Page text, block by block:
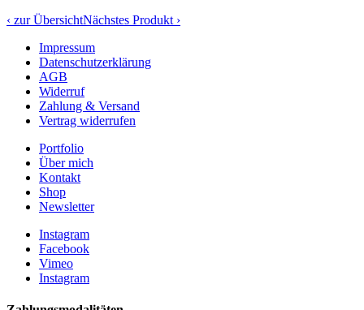
‹ zur ÜbersichtNächstes Produkt ›
Impressum
Datenschutzerklärung
AGB
Widerruf
Zahlung & Versand
Vertrag widerrufen
Portfolio
Über mich
Kontakt
Shop
Newsletter
Instagram
Facebook
Vimeo
Instagram